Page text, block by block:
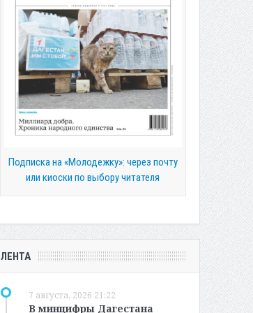
Подписка на «Молодежку»: через почту
или киоски по выбору читателя
ЛЕНТА
7 августа, 2026 21:22
В минцифры Дагестана